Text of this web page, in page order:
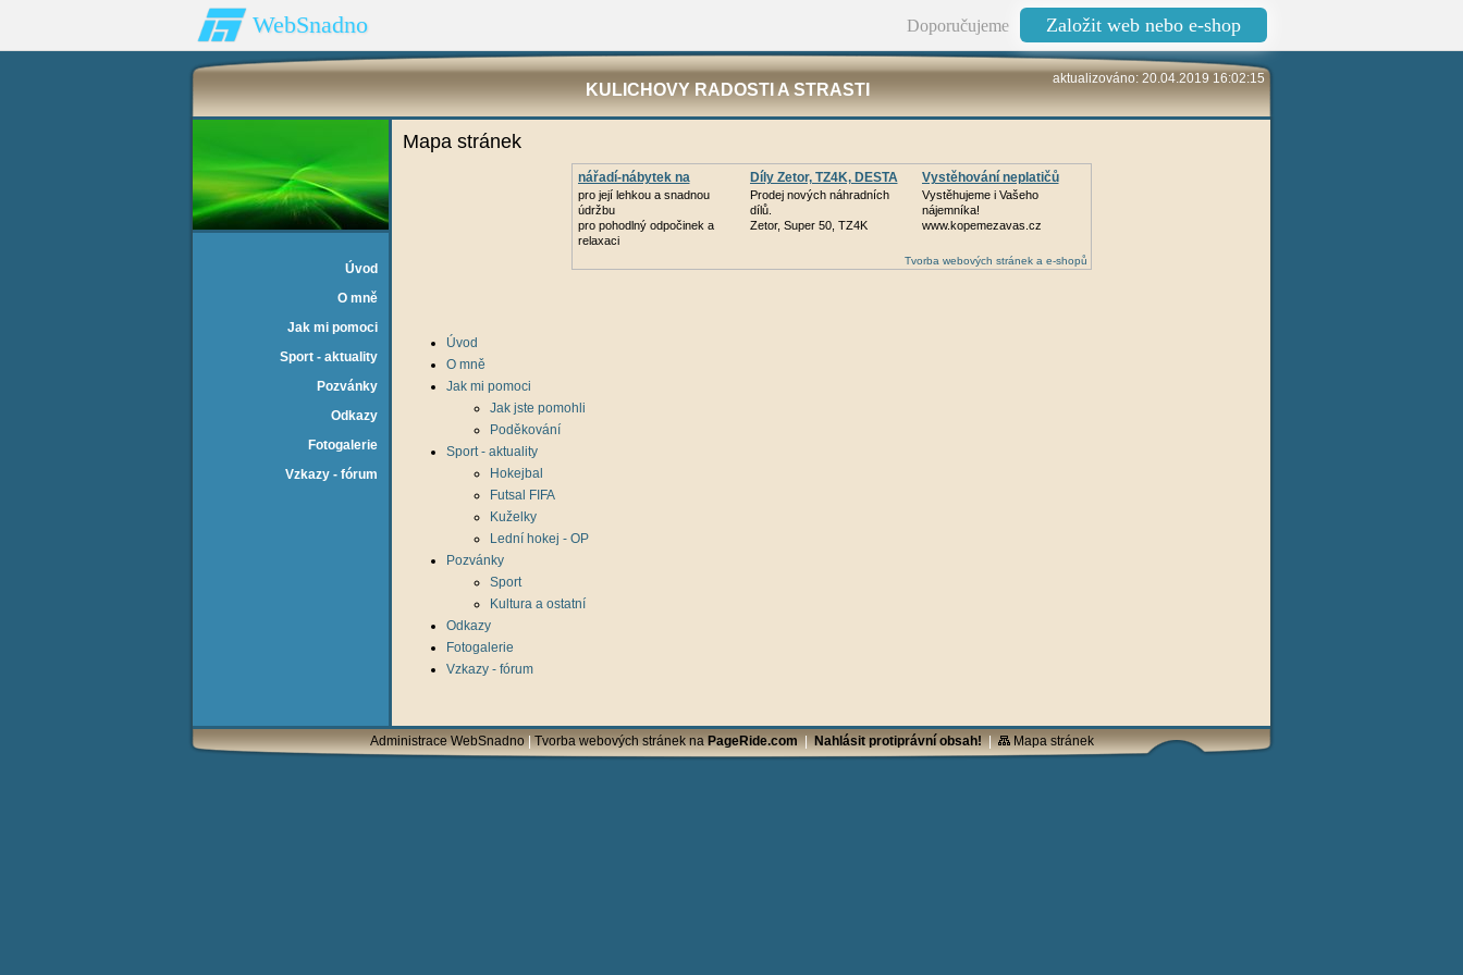
WebSnadno Doporučujeme Založit web nebo e-shop
aktualizováno: 20.04.2019 16:02:15
KULICHOVY RADOSTI A STRASTI
Úvod
O mně
Jak mi pomoci
Sport - aktuality
Pozvánky
Odkazy
Fotogalerie
Vzkazy - fórum
Mapa stránek
nářadí-nábytek na
zahradu
pro její lehkou a snadnou
údržbu
pro pohodlný odpočinek a
relaxaci
Díly Zetor, TZ4K, DESTA
Prodej nových náhradních
dílů.
Zetor, Super 50, TZ4K
Vystěhování neplatičů
Vystěhujeme i Vašeho
nájemníka!
www.kopemezavas.cz
Tvorba webových stránek a e-shopů
Úvod
O mně
Jak mi pomoci
Jak jste pomohli
Poděkování
Sport - aktuality
Hokejbal
Futsal FIFA
Kuželky
Lední hokej - OP
Pozvánky
Sport
Kultura a ostatní
Odkazy
Fotogalerie
Vzkazy - fórum
Administrace WebSnadno|Tvorba webových stránek naPageRide.com|Nahlásit protiprávní obsah!| Mapa stránek